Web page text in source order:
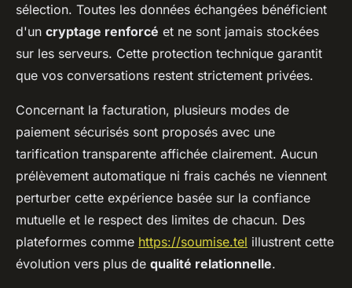
sélection. Toutes les données échangées bénéficient
d'un cryptage renforcé et ne sont jamais stockées
sur les serveurs. Cette protection technique garantit
que vos conversations restent strictement privées.
Concernant la facturation, plusieurs modes de
paiement sécurisés sont proposés avec une
tarification transparente affichée clairement. Aucun
prélèvement automatique ni frais cachés ne viennent
perturber cette expérience basée sur la confiance
mutuelle et le respect des limites de chacun. Des
plateformes comme https://soumise.tel illustrent cette
évolution vers plus de qualité relationnelle.